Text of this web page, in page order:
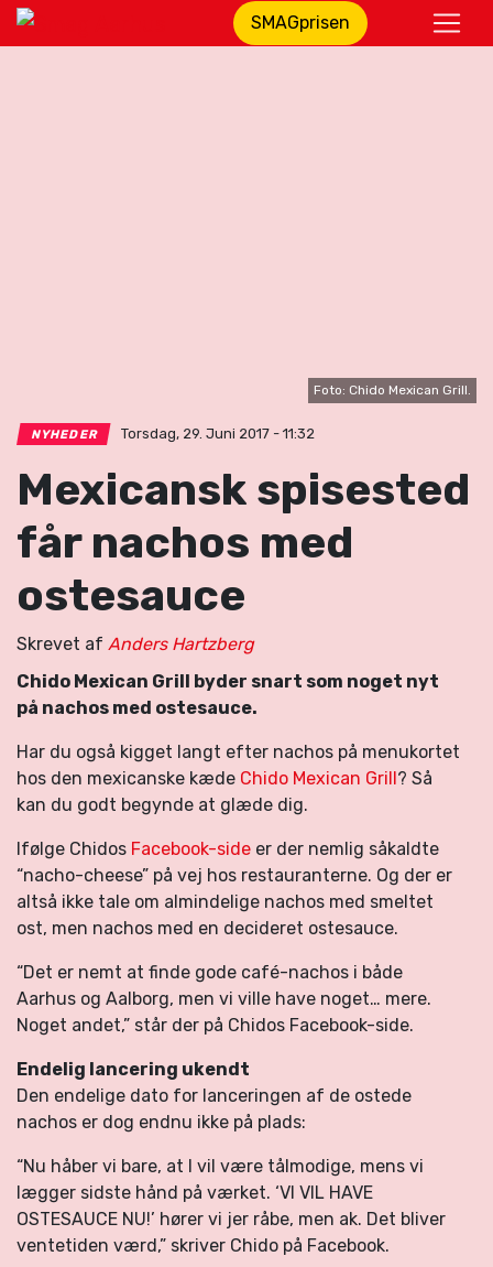
SMAGprisen
Foto: Chido Mexican Grill.
NYHEDER Torsdag, 29. Juni 2017 - 11:32
Mexicansk spisested
får nachos med
ostesauce
Skrevet af Anders Hartzberg
Chido Mexican Grill byder snart som noget nyt
på nachos med ostesauce.
Har du også kigget langt efter nachos på menukortet
hos den mexicanske kæde Chido Mexican Grill? Så
kan du godt begynde at glæde dig.
Ifølge Chidos Facebook-side er der nemlig såkaldte
“nacho-cheese” på vej hos restauranterne. Og der er
altså ikke tale om almindelige nachos med smeltet
ost, men nachos med en decideret ostesauce.
“Det er nemt at finde gode café-nachos i både
Aarhus og Aalborg, men vi ville have noget… mere.
Noget andet,” står der på Chidos Facebook-side.
Endelig lancering ukendt
Den endelige dato for lanceringen af de ostede
nachos er dog endnu ikke på plads:
“Nu håber vi bare, at I vil være tålmodige, mens vi
lægger sidste hånd på værket. ‘VI VIL HAVE
OSTESAUCE NU!’ hører vi jer råbe, men ak. Det bliver
ventetiden værd,” skriver Chido på Facebook.